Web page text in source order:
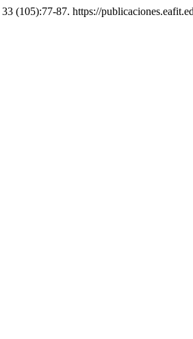
33 (105):77-87. https://